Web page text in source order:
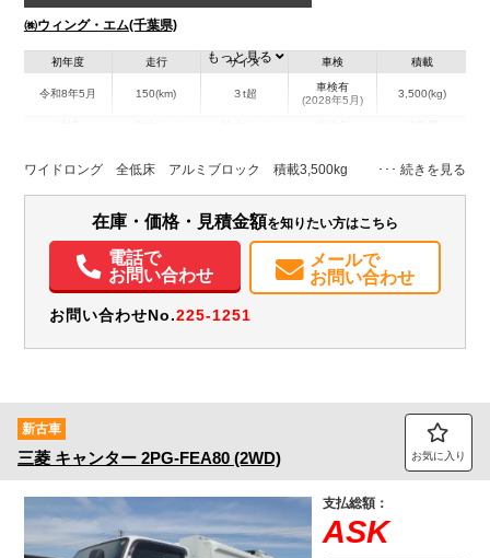
㈱ウィング・エム(千葉県)
初年度
令和8年5月
走行
150(km)
サイズ
３t超
車検
車検有
(2028年5月)
積載
3,500(kg)
千葉県
W:2,080
H:400
W:2,170
H:2,260
無
装備情報
エアコン パワステ パワーウィンドウ エアバッグ
集中ドアロック
電動格納ミラー
ETC バックモニター
取扱説明書（一部含む）
メンテナンスノート（保証書）
もっと見る
ワイドロング 全低床 アルミブロック 積載3,500kg
在庫・価格・見積金額を知りたい方はこちら
電話で
お問い合わせ
メールで
お問い合わせ
お問い合わせNo.225-1251
新古車
三菱 キャンター 2PG-FEA80 (2WD) お気に入り
支払総額：
ASK